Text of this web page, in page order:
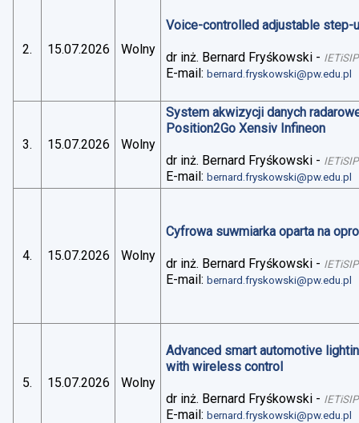
2. 15.07.2026 Wolny
Voice-controlled adjustable step-
dr inż. Bernard Fryśkowski - IETiSIP
E-mail:bernard.fryskowski@pw.edu.pl
3. 15.07.2026 Wolny
System akwizycji danych
Position2Go Xensiv Infineon
dr inż. Bernard Fryśkowski - IETiSIP
E-mail:bernard.fryskowski@pw.edu.pl
4. 15.07.2026 Wolny
Cyfrowa suwmiarka oparta na
dr inż. Bernard Fryśkowski - IETiSIP
E-mail:bernard.fryskowski@pw.edu.pl
5. 15.07.2026 Wolny
Advanced smart automotive
with wireless control
dr inż. Bernard Fryśkowski - IETiSIP
E-mail:bernard.fryskowski@pw.edu.pl